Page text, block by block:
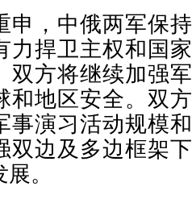
申，中俄两军保
力捍卫主权和国
双方将继续加强
和地区安全。双
事演习活动规模
双边及多边框架
。